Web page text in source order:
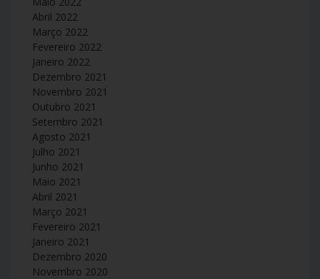
Abril 2022
Março 2022
Fevereiro 2022
Janeiro 2022
Dezembro 2021
Novembro 2021
Outubro 2021
Setembro 2021
Agosto 2021
Julho 2021
Junho 2021
Maio 2021
Abril 2021
Março 2021
Fevereiro 2021
Janeiro 2021
Dezembro 2020
Novembro 2020